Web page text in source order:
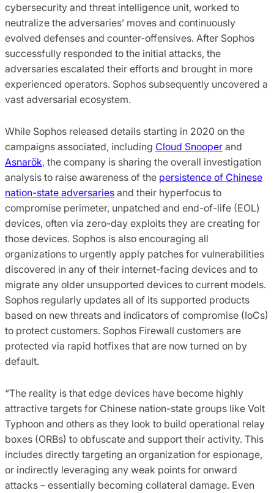
cybersecurity and threat intelligence unit, worked to
neutralize the adversaries’ moves and continuously
evolved defenses and counter-offensives. After Sophos
successfully responded to the initial attacks, the
adversaries escalated their efforts and brought in more
experienced operators. Sophos subsequently uncovered a
vast adversarial ecosystem.
While Sophos released details starting in 2020 on the
campaigns associated, including Cloud Snooper and
Asnarök, the company is sharing the overall investigation
analysis to raise awareness of the persistence of Chinese
nation-state adversaries and their hyperfocus to
compromise perimeter, unpatched and end-of-life (EOL)
devices, often via zero-day exploits they are creating for
those devices. Sophos is also encouraging all
organizations to urgently apply patches for vulnerabilities
discovered in any of their internet-facing devices and to
migrate any older unsupported devices to current models.
Sophos regularly updates all of its supported products
based on new threats and indicators of compromise (IoCs)
to protect customers. Sophos Firewall customers are
protected via rapid hotfixes that are now turned on by
default.
“The reality is that edge devices have become highly
attractive targets for Chinese nation-state groups like Volt
Typhoon and others as they look to build operational relay
boxes (ORBs) to obfuscate and support their activity. This
includes directly targeting an organization for espionage,
or indirectly leveraging any weak points for onward
attacks – essentially becoming collateral damage. Even